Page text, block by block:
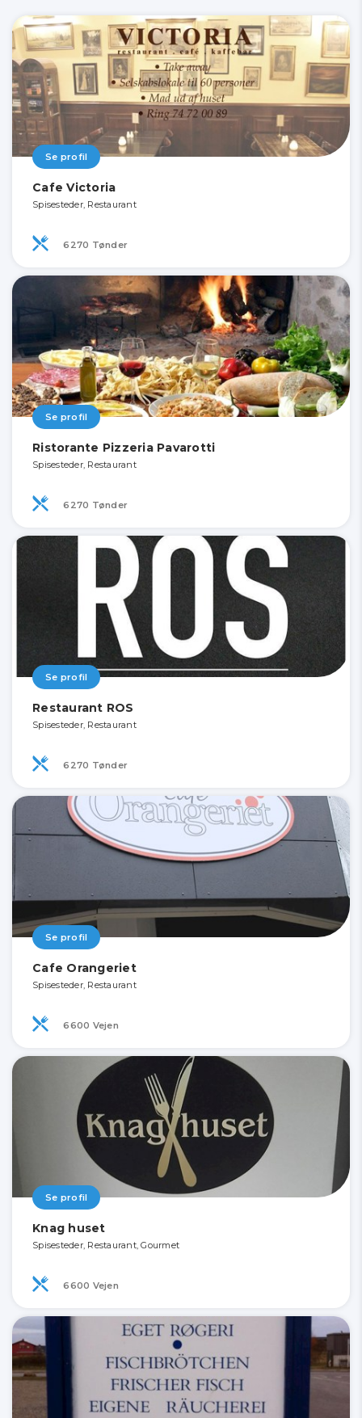
Se profil
Cafe Victoria
Spisesteder, Restaurant
6270 Tønder
Se profil
Ristorante Pizzeria Pavarotti
Spisesteder, Restaurant
6270 Tønder
Se profil
Restaurant ROS
Spisesteder, Restaurant
6270 Tønder
Se profil
Cafe Orangeriet
Spisesteder, Restaurant
6600 Vejen
Se profil
Knag huset
Spisesteder, Restaurant, Gourmet
6600 Vejen